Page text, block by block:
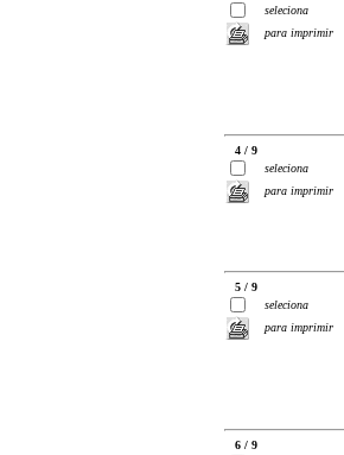
seleciona
para imprimir
4 / 9
seleciona
para imprimir
5 / 9
seleciona
para imprimir
6 / 9